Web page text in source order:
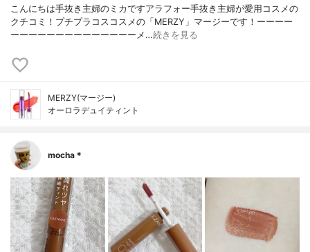
こんにちは手抜き主婦のミカですアラフォー手抜き主婦が愛用コスメの
クチコミ！プチプラコスコスメの「MERZY」マージーです！ーーーー
ーーーーーーーーーーーーーーメ…続きを見る
MERZY(マージー)
オーロラデュイティント
mocha＊